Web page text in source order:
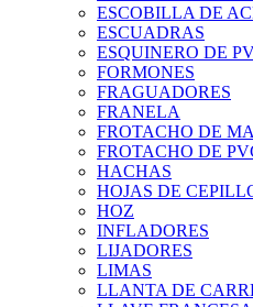
ESCOBILLA DE
ESCUADRAS
ESQUINERO DE
FORMONES
FRAGUADORES
FRANELA
FROTACHO DE
FROTACHO DE
HACHAS
HOJAS DE
HOZ
INFLADORES
LIJADORES
LIMAS
LLANTA DE